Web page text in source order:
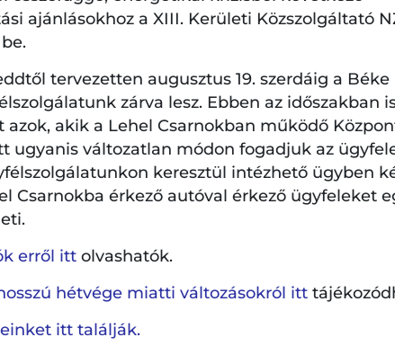
első fordulójában elhangzott észrevételeknek
helyett sokkal erősebben a pihenőfunkció
az aktívabb közösségi funkciók háttérbe
véve a zöldfelületek megerősítésére, a
a hangsúlyt a beruházás során. A
a pihenőhelyek száma az eredetileg
bejáratoknál található pihenőket egymáshoz
létesítünk. A pihenőket gazdag,
ajánlásokhoz a XIII. Kerületi Közszolgáltató
tervezetten augusztus 19. szerdáig a Béke
zárva lesz. Ebben az időszakban
akik a Lehel Csarnokban működő
ugyanis változatlan módon fogadjuk az
keresztül intézhető ügyben
Csarnokba érkező autóval érkező ügyfeleket
erről itt olvashatók.
hétvége miatti változásokról itt
itt találják.